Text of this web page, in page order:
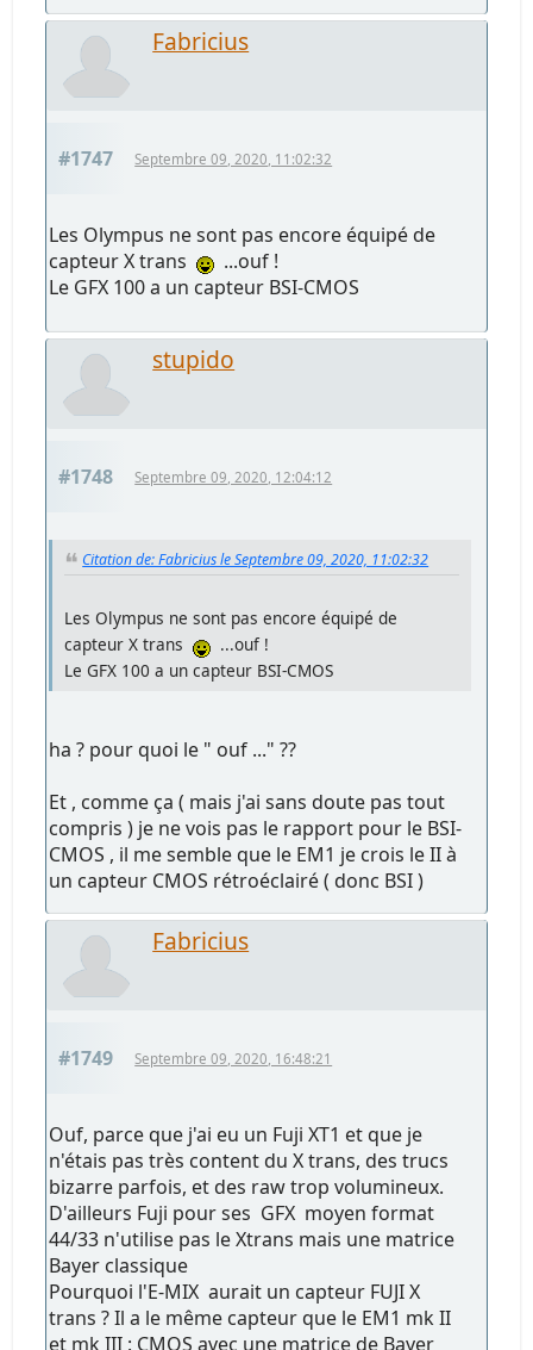
Fabricius
#1747 Septembre 09, 2020, 11:02:32
Les Olympus ne sont pas encore équipé de
capteur X trans
...ouf !
Le GFX 100 a un capteur BSI-CMOS
stupido
#1748 Septembre 09, 2020, 12:04:12
Citation de: Fabricius le Septembre 09, 2020, 11:02:32
Les Olympus ne sont pas encore équipé de
capteur X trans
...ouf !
Le GFX 100 a un capteur BSI-CMOS
ha ? pour quoi le " ouf ..." ??
Et , comme ça ( mais j'ai sans doute pas tout
compris ) je ne vois pas le rapport pour le BSI-
CMOS , il me semble que le EM1 je crois le II à
un capteur CMOS rétroéclairé ( donc BSI )
Fabricius
#1749 Septembre 09, 2020, 16:48:21
Ouf, parce que j'ai eu un Fuji XT1 et que je
n'étais pas très content du X trans, des trucs
bizarre parfois, et des raw trop volumineux.
D'ailleurs Fuji pour ses GFX moyen format
44/33 n'utilise pas le Xtrans mais une matrice
Bayer classique
Pourquoi l'E-MIX aurait un capteur FUJI X
trans ? Il a le même capteur que le EM1 mk II
et mk III : CMOS avec une matrice de Bayer